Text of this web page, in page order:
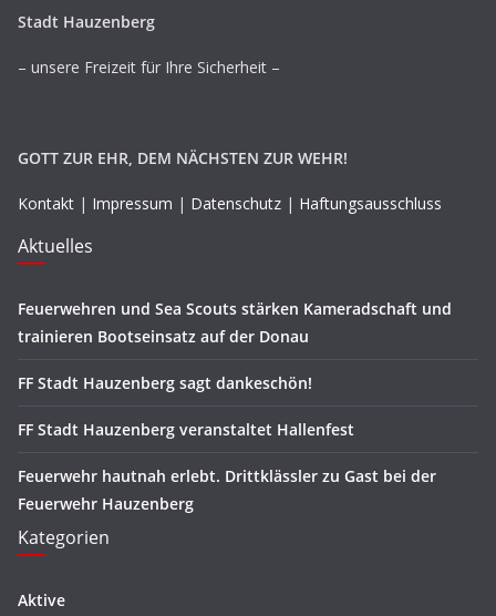
Stadt Hauzenberg
– unsere Freizeit für Ihre Sicherheit –
GOTT ZUR EHR, DEM NÄCHSTEN ZUR WEHR!
Kontakt | Impressum | Datenschutz | Haftungsausschluss
Aktuelles
Feuerwehren und Sea Scouts stärken Kameradschaft und
trainieren Bootseinsatz auf der Donau
FF Stadt Hauzenberg sagt dankeschön!
FF Stadt Hauzenberg veranstaltet Hallenfest
Feuerwehr hautnah erlebt. Drittklässler zu Gast bei der
Feuerwehr Hauzenberg
Kategorien
Aktive